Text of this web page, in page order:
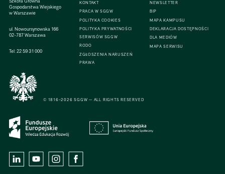
Gospodarstwa Wiejskiego
w Warszawie
ul. Nowoursynowska 166
02-787 Warszawa
Tel:22 59 31 000
KONTAKT
PRACA W SGGW
POLITYKA COOKIES
POLITYKA PRYWATNOŚCI
SERWISÓW SGGW
RODO
ZGŁOSZENIA NARUSZEŃ
PRAWA
NEWSLETTER
BIP
MAPA KAMPUSU
DEKLARACJA DOSTĘPNOŚCI
DLA MEDIÓW
MAPA SERWISU
© 1816–2026 SGGW — ALL RIGHTS RESERVED